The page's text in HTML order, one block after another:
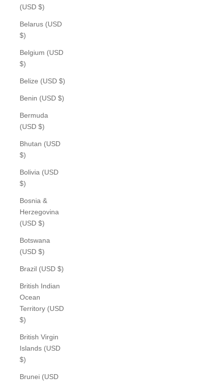
(USD $)
Belarus (USD
$)
Belgium (USD
$)
Belize (USD $)
Benin (USD $)
Bermuda
(USD $)
Bhutan (USD
$)
Bolivia (USD
$)
Bosnia &
Herzegovina
(USD $)
Botswana
(USD $)
Brazil (USD $)
British Indian
Ocean
Territory (USD
$)
British Virgin
Islands (USD
$)
Brunei (USD